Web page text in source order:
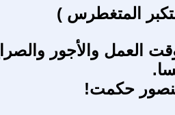
المتغطرس )
العمل والأجور
حكمت!